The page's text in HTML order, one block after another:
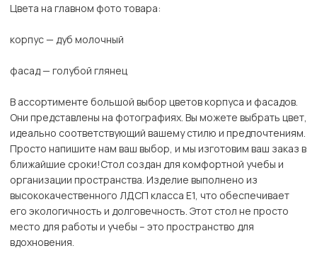
Цвета на главном фото товара:
корпус — дуб молочный
фасад — голубой глянец
В ассортименте большой выбор цветов корпуса и фасадов.
Они представлены на фотографиях. Вы можете выбрать цвет,
идеально соответствующий вашему стилю и предпочтениям.
Просто напишите нам ваш выбор, и мы изготовим ваш заказ в
ближайшие сроки!Стол создан для комфортной учебы и
организации пространства. Изделие выполнено из
высококачественного ЛДСП класса Е1, что обеспечивает
его экологичность и долговечность. Этот стол не просто
место для работы и учебы – это пространство для
вдохновения.